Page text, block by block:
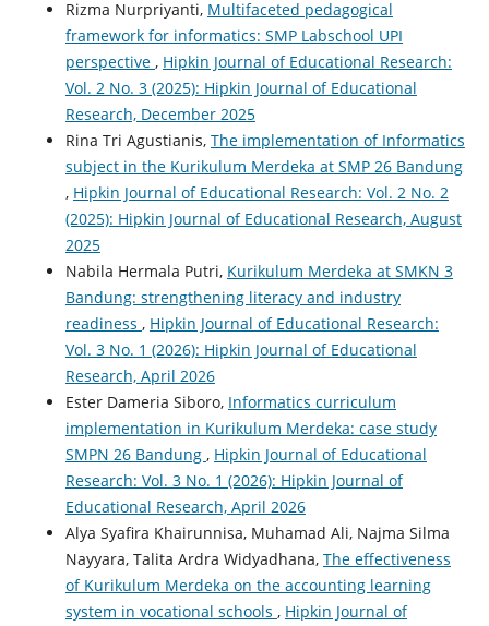
Rizma Nurpriyanti, Multifaceted pedagogical
framework for informatics: SMP Labschool UPI
perspective , Hipkin Journal of Educational Research:
Vol. 2 No. 3 (2025): Hipkin Journal of Educational
Research, December 2025
Rina Tri Agustianis, The implementation of Informatics
subject in the Kurikulum Merdeka at SMP 26 Bandung
, Hipkin Journal of Educational Research: Vol. 2 No. 2
(2025): Hipkin Journal of Educational Research, August
2025
Nabila Hermala Putri, Kurikulum Merdeka at SMKN 3
Bandung: strengthening literacy and industry
readiness , Hipkin Journal of Educational Research:
Vol. 3 No. 1 (2026): Hipkin Journal of Educational
Research, April 2026
Ester Dameria Siboro, Informatics curriculum
implementation in Kurikulum Merdeka: case study
SMPN 26 Bandung , Hipkin Journal of Educational
Research: Vol. 3 No. 1 (2026): Hipkin Journal of
Educational Research, April 2026
Alya Syafira Khairunnisa, Muhamad Ali, Najma Silma
Nayyara, Talita Ardra Widyadhana, The effectiveness
of Kurikulum Merdeka on the accounting learning
system in vocational schools , Hipkin Journal of